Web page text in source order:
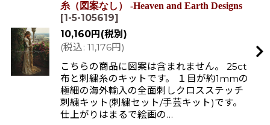
糸（図案なし） -Heaven and Earth Designs
[1-5-105619]
10,160円 (税別)
(税込: 11,176円 )
こちらの商品に図案は含まれません。 25ct
布と刺繍糸のキットです。 １目が約1mmの
極細の海外輸入の全面刺しクロスステッチ
刺繍キット(刺繍セット/手芸キット)です。
仕上がりはまるで絵画の…